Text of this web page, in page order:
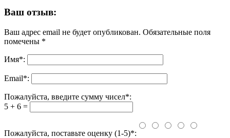
Ваш отзыв:
Ваш адрес email не будет опубликован. Обязательные поля
помечены *
Имя*:
Email*:
Пожалуйста, введите сумму чисел*:
5 + 6 =
Пожалуйста, поставьте оценку (1-5)*: